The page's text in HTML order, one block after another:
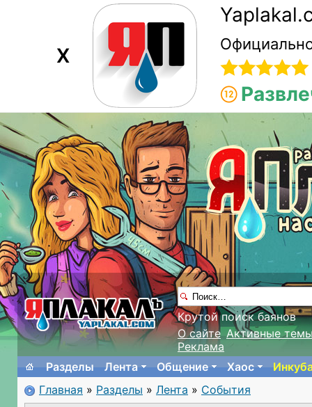
X
Крутой поиск баянов
О сайте Активные
Реклама
Разделы
Лента Общение Хаос
Главная » Разделы » Лента » События